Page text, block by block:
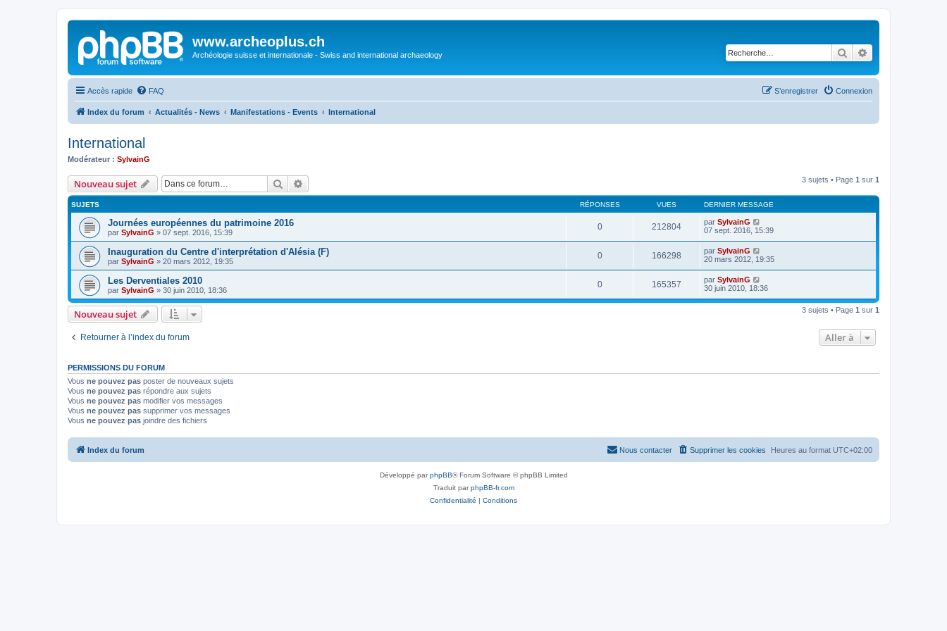
www.archeoplus.ch
Archéologie suisse et internationale - Swiss and international archaeology Rechercher
Accès rapide FAQ Connexion
S’enregistrer
Index du forum Actualités - News Manifestations - Events International
International
Modérateur : SylvainG
Nouveau sujet Rechercher 3 sujets • Page 1 sur 1
SUJETS RÉPONSES VUES DERNIER MESSAGE
Journées européennes du patrimoine 2016
par SylvainG » 07 sept. 2016, 15:39
0 212804 par SylvainG
07 sept. 2016, 15:39
Inauguration du Centre d'interprétation d'Alésia (F)
par SylvainG » 20 mars 2012, 19:35
0 166298 par SylvainG
20 mars 2012, 19:35
Les Derventiales 2010
par SylvainG » 30 juin 2010, 18:36
0 165357 par SylvainG
30 juin 2010, 18:36
Nouveau sujet 3 sujets • Page 1 sur 1
Retourner à l’index du forum Aller à
PERMISSIONS DU FORUM
Vous ne pouvez pas poster de nouveaux sujets
Vous ne pouvez pas répondre aux sujets
Vous ne pouvez pas modifier vos messages
Vous ne pouvez pas supprimer vos messages
Vous ne pouvez pas joindre des fichiers
Index du forum Heures au format UTC+02:00
Supprimer les cookies
Nous contacter
Développé parphpBB® Forum Software © phpBB Limited
Traduit parphpBB-fr.com
Confidentialité | Conditions